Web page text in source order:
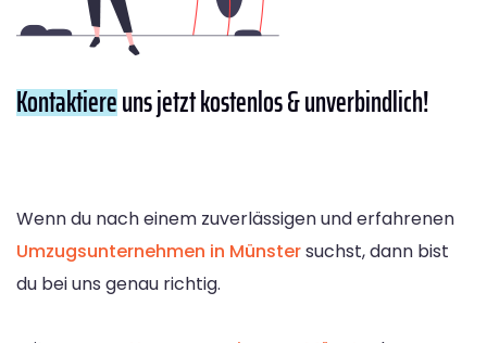
Kontaktiereuns jetzt kostenlos & unverbindlich!
Wenn du nach einem zuverlässigen und erfahrenen
Umzugsunternehmen in Münstersuchst, dann bist
du bei uns genau richtig.